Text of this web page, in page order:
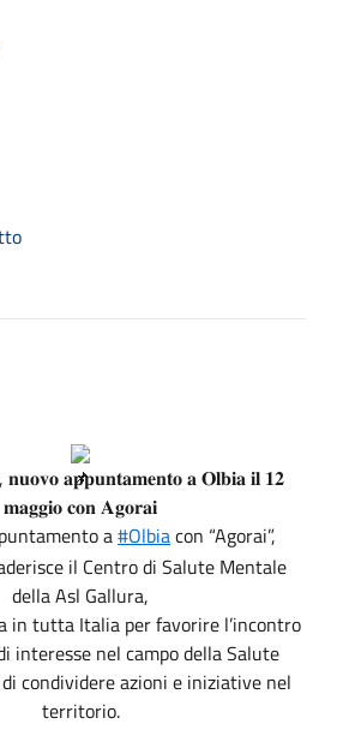
𝐧𝐮𝐨𝐯𝐨 𝐚𝐩𝐩𝐮𝐧𝐭𝐚𝐦𝐞𝐧𝐭𝐨 𝐚 𝐎𝐥𝐛𝐢𝐚 𝐢𝐥 𝟏𝟐
𝐦𝐚𝐠𝐠𝐢𝐨 𝐜𝐨𝐧 𝐀𝐠𝐨𝐫𝐚𝐢
a#Olbiacon “Agorai”,
il Centro di Salute Mentale
della Asl Gallura,
in tutta Italia per favorire l’incontro
interesse nel campo della Salute
condividere azioni e iniziative nel
territorio.